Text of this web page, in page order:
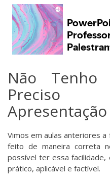
Não Tenho
Apresentação
Vimos em aulas anteriores
feito de maneira correta
possível ter essa
prático, aplicável e factível.